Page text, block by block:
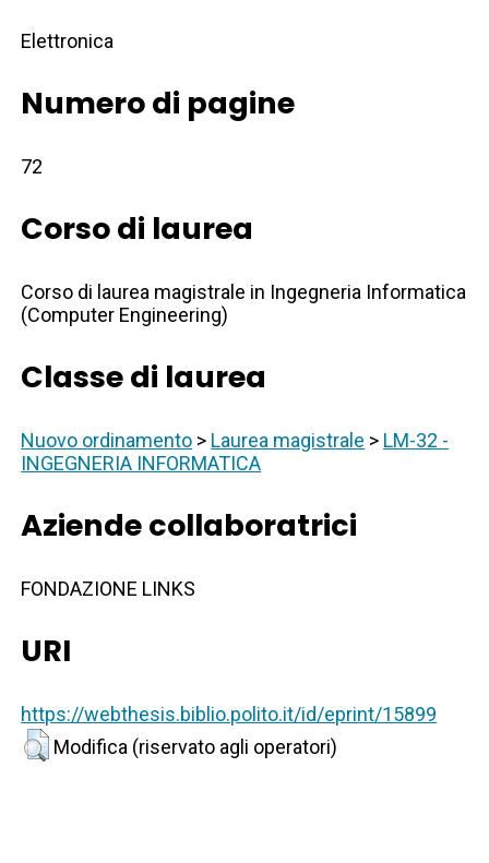
Elettronica
Numero di pagine
72
Corso di laurea
Corso di laurea magistrale in Ingegneria Informatica
(Computer Engineering)
Classe di laurea
Nuovo ordinamento > Laurea magistrale > LM-32 -
INGEGNERIA INFORMATICA
Aziende collaboratrici
FONDAZIONE LINKS
URI
https://webthesis.biblio.polito.it/id/eprint/15899
Modifica (riservato agli operatori)